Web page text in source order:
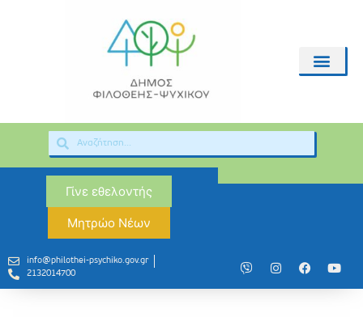
Γίνε εθελοντής
Μητρώο Νέων
info@philothei-psychiko.gov.gr
2132014700